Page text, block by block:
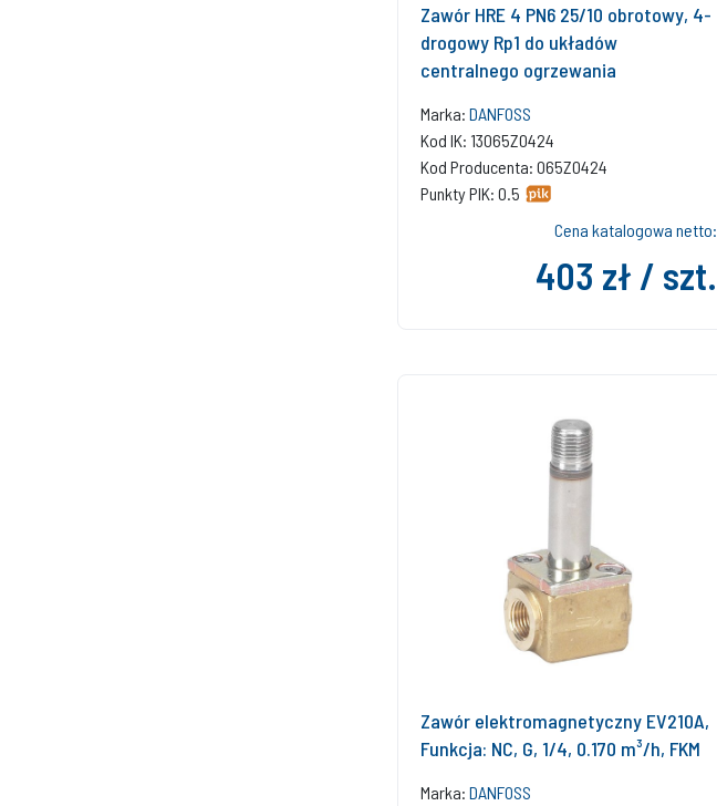
Zawór HRE 4 PN6 25/10 obrotowy, 4-
drogowy Rp1 do układów
centralnego ogrzewania
Marka: DANFOSS
Kod IK: 13065Z0424
Kod Producenta: 065Z0424
Punkty PIK: 0.5
Cena katalogowa netto:
403 zł / szt.
Zawór elektromagnetyczny EV210A,
Funkcja: NC, G, 1/4, 0.170 m³/h, FKM
Marka: DANFOSS